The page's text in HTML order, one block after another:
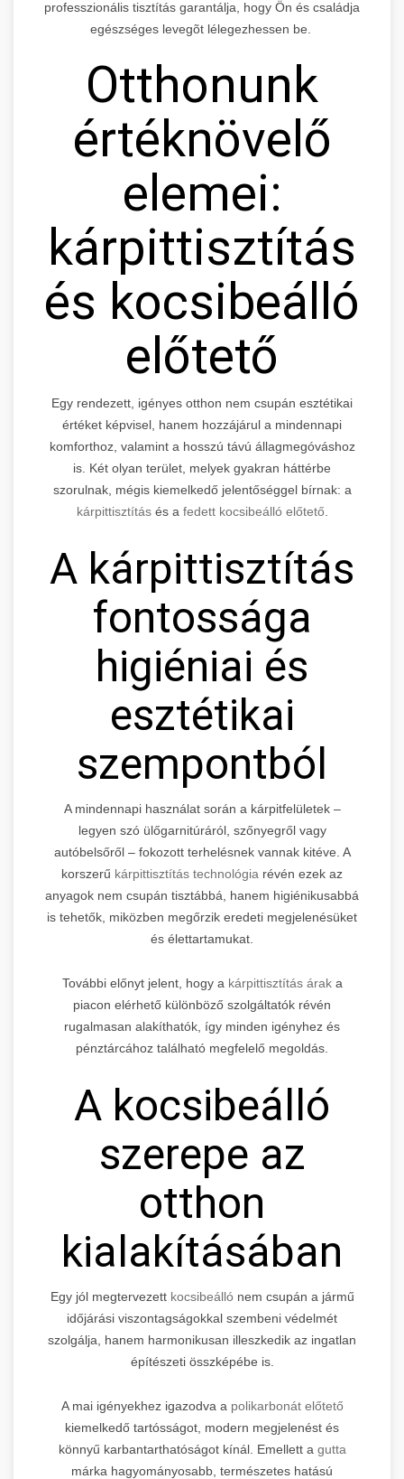
professzionális tisztítás garantálja, hogy Ön és családja
egészséges levegõt lélegezhessen be.
Otthonunk
értéknövelő
elemei:
kárpittisztítás
és kocsibeálló
előtető
Egy rendezett, igényes otthon nem csupán esztétikai
értéket képvisel, hanem hozzájárul a mindennapi
komforthoz, valamint a hosszú távú állagmegóváshoz
is. Két olyan terület, melyek gyakran háttérbe
szorulnak, mégis kiemelkedő jelentőséggel bírnak: a
kárpittisztításés a fedett kocsibeálló előtető.
A kárpittisztítás
fontossága
higiéniai és
esztétikai
szempontból
A mindennapi használat során a kárpitfelületek –
legyen szó ülőgarnitúráról, szőnyegről vagy
autóbelsőről – fokozott terhelésnek vannak kitéve. A
korszerű kárpittisztítás technológia révén ezek az
anyagok nem csupán tisztábbá, hanem higiénikusabbá
is tehetők, miközben megőrzik eredeti megjelenésüket
és élettartamukat.
További előnyt jelent, hogy a kárpittisztítás áraka
piacon elérhető különböző szolgáltatók révén
rugalmasan alakíthatók, így minden igényhez és
pénztárcához található megfelelő megoldás.
A kocsibeálló
szerepe az
otthon
kialakításában
Egy jól megtervezett kocsibeállónem csupán a jármű
időjárási viszontagságokkal szembeni védelmét
szolgálja, hanem harmonikusan illeszkedik az ingatlan
építészeti összképébe is.
A mai igényekhez igazodva a polikarbonát előtető
kiemelkedő tartósságot, modern megjelenést és
könnyű karbantarthatóságot kínál. Emellett a gutta
márka hagyományosabb, természetes hatású